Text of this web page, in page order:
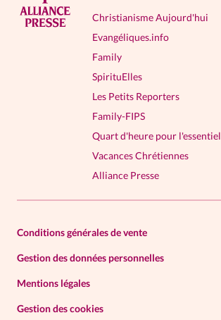
Christianisme Aujourd'hui
Evangéliques.info
Family
SpirituElles
Les Petits Reporters
Family-FIPS
Quart d'heure pour l'essentiel
Vacances Chrétiennes
Alliance Presse
Conditions générales de vente
Gestion des données personnelles
Mentions légales
Gestion des cookies